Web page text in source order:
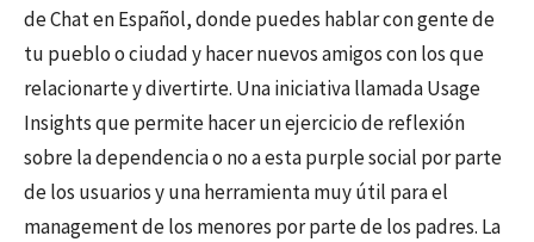
de Chat en Español, donde puedes hablar con gente de
tu pueblo o ciudad y hacer nuevos amigos con los que
relacionarte y divertirte. Una iniciativa llamada Usage
Insights que permite hacer un ejercicio de reflexión
sobre la dependencia o no a esta purple social por parte
de los usuarios y una herramienta muy útil para el
management de los menores por parte de los padres. La